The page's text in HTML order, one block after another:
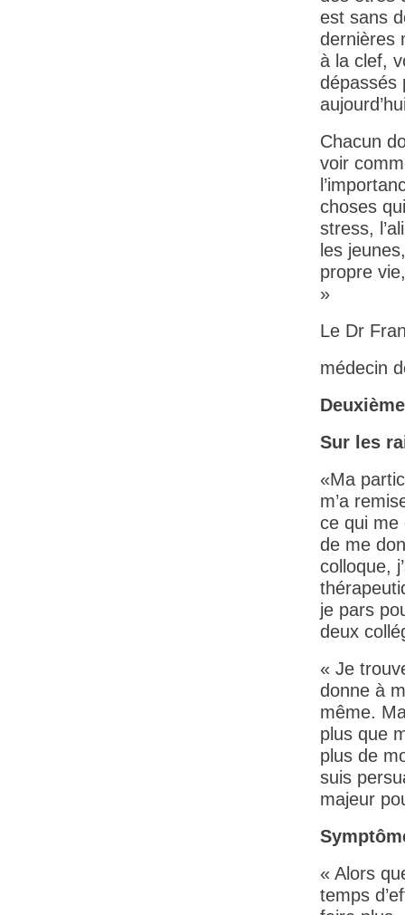
est sans
dernières
à la clef,
dépassés
Chacun
voir
choses
stress,
les
propre
»
Le Dr
médecin
Sur les
«Ma
m’a
ce qui me
de me
colloque,
je pars
deux
« Je
donne à
même.
plus que
plus de
suis
majeur
« Alors
temps